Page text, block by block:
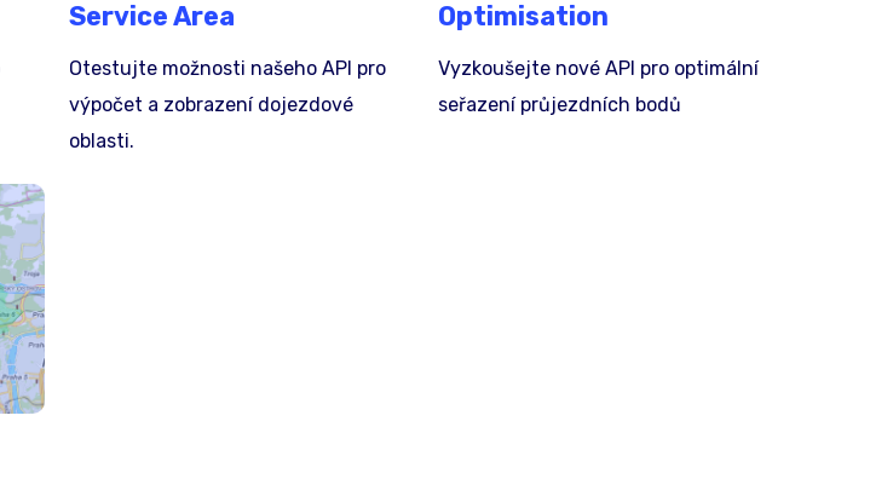
Service Area
Otestujte možnosti našeho API pro
výpočet a zobrazení dojezdové
oblasti.
Optimisation
Vyzkoušejte nové API pro optimální
seřazení průjezdních bodů